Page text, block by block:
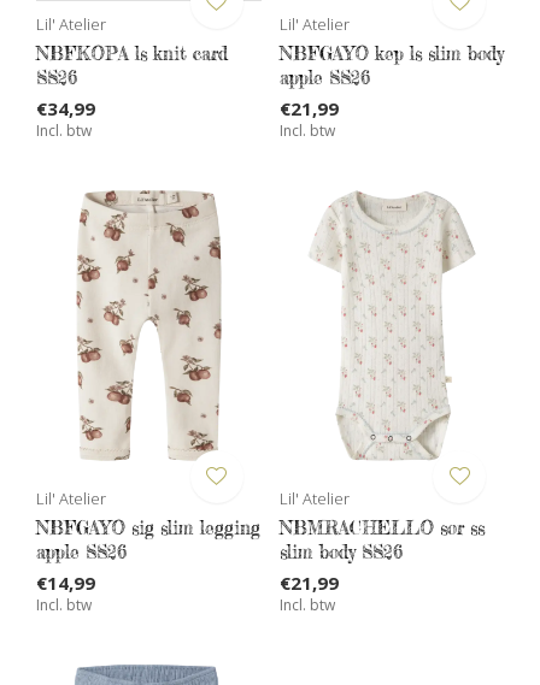
Lil' Atelier
NBFKOPA ls knit card
SS26
€34,99
Incl. btw
Lil' Atelier
NBFGAYO kep ls slim body
apple SS26
€21,99
Incl. btw
Lil' Atelier
NBFGAYO sig slim legging
apple SS26
€14,99
Incl. btw
Lil' Atelier
NBMRACHELLO sor ss
slim body SS26
€21,99
Incl. btw